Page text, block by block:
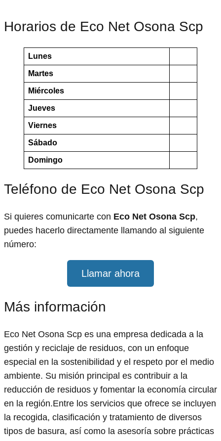
Horarios de Eco Net Osona Scp
Lunes
Martes
Miércoles
Jueves
Viernes
Sábado
Domingo
Teléfono de Eco Net Osona Scp
Si quieres comunicarte con Eco Net Osona Scp,
puedes hacerlo directamente llamando al siguiente
número:
Llamar ahora
Más información
Eco Net Osona Scp es una empresa dedicada a la
gestión y reciclaje de residuos, con un enfoque
especial en la sostenibilidad y el respeto por el medio
ambiente. Su misión principal es contribuir a la
reducción de residuos y fomentar la economía circular
en la región.Entre los servicios que ofrece se incluyen
la recogida, clasificación y tratamiento de diversos
tipos de basura, así como la asesoría sobre prácticas